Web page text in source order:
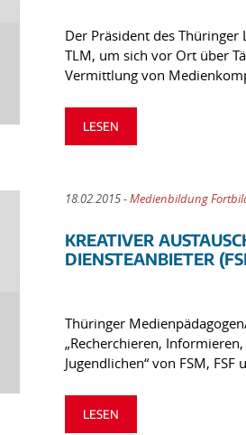
Der Präsident des Thüringer
TLM, um sich vor Ort über
Vermittlung von
LESEN
18.02.2015 -Medienbildung
KREATIVER
DIENSTEANBIETER
Thüringer
„Recherchieren,
Jugendlichen“ von FSM,
LESEN